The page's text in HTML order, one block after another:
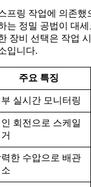
프링 작업에 의존했
는 정밀 공법이 대
장비 선택은 작업
입니다.
주요 특징
실시간 모니터링
회전으로 스케일
력한 수압으로 배관